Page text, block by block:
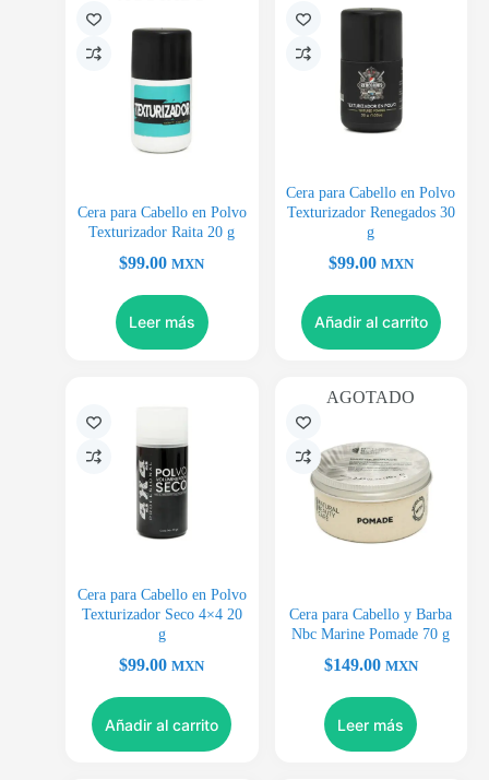
Cera para Cabello en Polvo
Texturizador Raita 20 g
$99.00 MXN
Leer más
Cera para Cabello en Polvo
Texturizador Renegados 30
g
$99.00 MXN
Añadir al carrito
Cera para Cabello en Polvo
Texturizador Seco 4×4 20
g
$99.00 MXN
Añadir al carrito
AGOTADO
Cera para Cabello y Barba
Nbc Marine Pomade 70 g
$149.00 MXN
Leer más